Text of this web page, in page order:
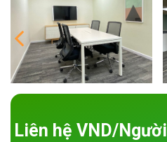
Liên hệ VND/Người